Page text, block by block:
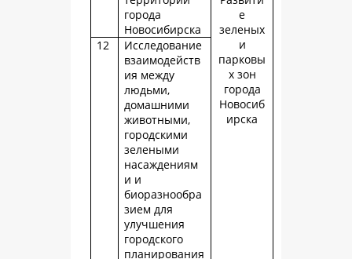
е
зеленых
и
парковы
х зон
города
Новосиб
ирска
города
Новосибирска
12
Исследование
взаимодейств
ия между
людьми,
домашними
животными,
городскими
зелеными
насаждениям
и и
биоразнообра
зием для
улучшения
городского
планирования